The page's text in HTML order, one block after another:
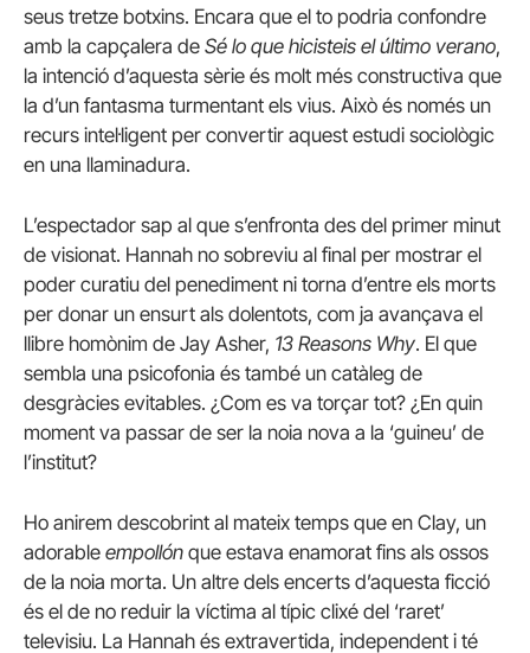
seus tretze botxins. Encara que el to podria confondre
amb la capçalera de Sé lo que hicisteis el último verano,
la intenció d’aquesta sèrie és molt més constructiva que
la d’un fantasma turmentant els vius. Això és només un
recurs intel·ligent per convertir aquest estudi sociològic
en una llaminadura.
L’espectador sap al que s’enfronta des del primer minut
de visionat. Hannah no sobreviu al final per mostrar el
poder curatiu del penediment ni torna d’entre els morts
per donar un ensurt als dolentots, com ja avançava el
llibre homònim de Jay Asher, 13 Reasons Why. El que
sembla una psicofonia és també un catàleg de
desgràcies evitables. ¿Com es va torçar tot? ¿En quin
moment va passar de ser la noia nova a la ‘guineu’ de
l’institut?
Ho anirem descobrint al mateix temps que en Clay, un
adorable empollón que estava enamorat fins als ossos
de la noia morta. Un altre dels encerts d’aquesta ficció
és el de no reduir la víctima al típic clixé del ‘raret’
televisiu. La Hannah és extravertida, independent i té